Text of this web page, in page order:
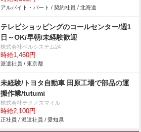
アルバイト・パート / 契約社員 / 北海道
テレビショッピングのコールセンター/週1
日～OK/早朝/未経験歓迎
株式会社ベルシステム24
時給1,460円
派遣社員 / 東京都
未経験/トヨタ自動車 田原工場で部品の運
搬作業/tutumi
株式会社テクノスマイル
時給2,100円
正社員 / 派遣社員 / 愛知県